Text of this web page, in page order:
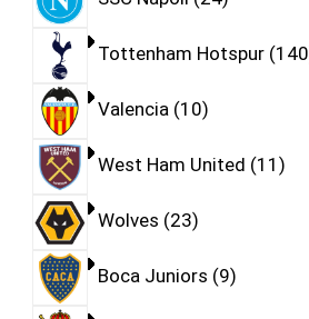
Tottenham Hotspur 140
Valencia 10
West Ham United 11
Wolves 23
Boca Juniors 9